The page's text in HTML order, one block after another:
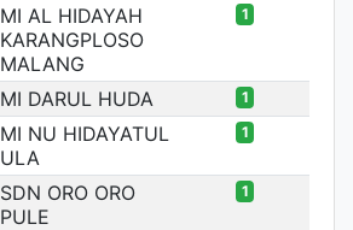
MI AL HIDAYAH
KARANGPLOSO
MALANG
1
MI DARUL HUDA 1
MI NU HIDAYATUL
ULA
1
SDN ORO ORO
PULE
1